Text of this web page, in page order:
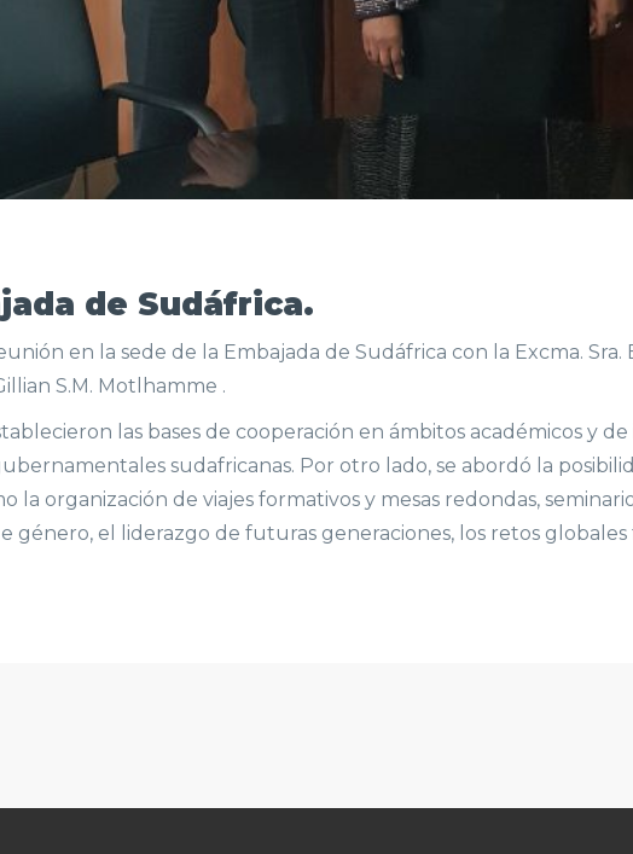
de Sudáfrica.
en la sede de la Embajada de Sudáfrica con la Excma. Sra.
S.M. Motlhamme .
las bases de cooperación en ámbitos académicos y
sudafricanas. Por otro lado, se abordó la
la organización de viajes formativos y mesas redondas,
género, el liderazgo de futuras generaciones, los retos globales